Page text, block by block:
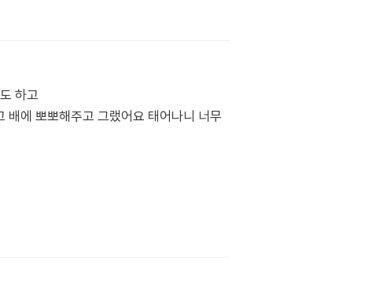
하고
에 뽀뽀해주고 그랬어요 태어나니 너무